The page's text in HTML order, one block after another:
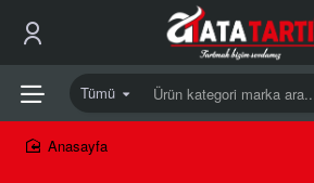
Tümü
Ürün
kategori
marka